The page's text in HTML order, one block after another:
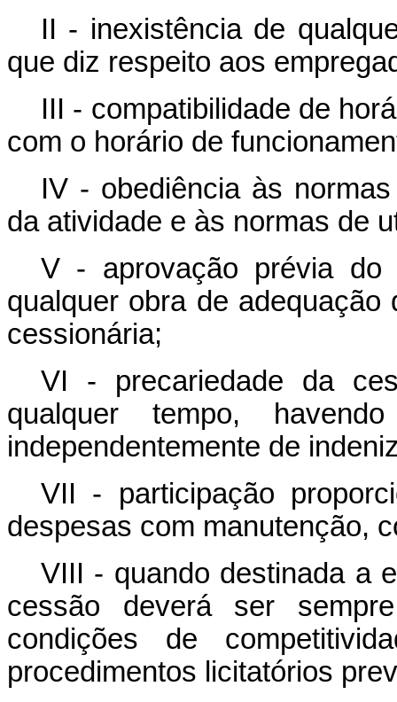
II - inexistência de
que diz respeito aos
III - compatibilidade de
com o horário de
IV - obediência às
da atividade e às normas de
V - aprovação prévia do
qualquer obra de
cessionária;
VI - precariedade da
qualquer tempo,
independentemente de
VII - participação
despesas com manutenção,
VIII - quando destinada a
cessão deverá ser
condições de
procedimentos licitatórios